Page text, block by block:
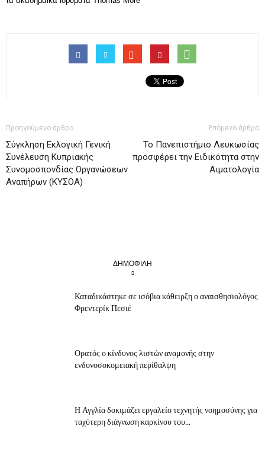
Προηγούμενο άρθρο
Σύγκληση Εκλογική Γενική
Συνέλευση Κυπριακής
Συνομοσπονδίας Οργανώσεων
Αναπήρων (ΚΥΣΟΑ)
Επόμενο άρθρο
Το Πανεπιστήμιο Λευκωσίας
προσφέρει την Eιδικότητα στην
Αιματολογία
ΔΗΜΟΦΙΛΗ
Καταδικάστηκε σε ισόβια κάθειρξη ο αναισθησιολόγος
Φρεντερίκ Πεσιέ
Ορατός ο κίνδυνος λιστών αναμονής στην
ενδονοσοκομειακή περίθαλψη
Η Αγγλία δοκιμάζει εργαλείο τεχνητής νοημοσύνης για
ταχύτερη διάγνωση καρκίνου του...